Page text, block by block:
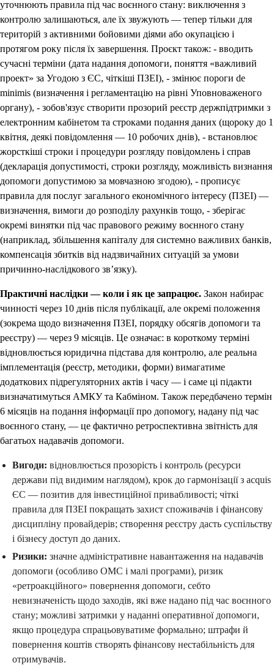
уточнюють правила під час воєнного стану: виключення з
контролю залишаються, але їх звужують — тепер тільки для
територій з активними бойовими діями або окупацією і
протягом року після їх завершення. Проєкт також: - вводить
сучасні терміни (дата надання допомоги, поняття «важливий
проект» за Угодою з ЄС, чіткіші ПЗЕІ), - змінює пороги de
minimis (визначення і регламентацію на рівні Уповноваженого
органу), - зобов'язує створити прозорий реєстр держпідтримки з
електронним кабінетом та строками подання даних (щороку до 1
квітня, деякі повідомлення — 10 робочих днів), - встановлює
жорсткіші строки і процедури розгляду повідомлень і справ
(декларація допустимості, строки розгляду, можливість визнання
допомоги допустимою за мовчазною згодою), - прописує
правила для послуг загального економічного інтересу (ПЗЕІ) —
визначення, вимоги до розподілу рахунків тощо, - зберігає
окремі винятки під час правового режиму воєнного стану
(наприклад, збільшення капіталу для системно важливих банків,
компенсація збитків від надзвичайних ситуацій за умови
причинно-наслідкового зв’язку).
Практичні наслідки — коли і як це запрацює. Закон набирає
чинності через 10 днів після публікації, але окремі положення
(зокрема щодо визначення ПЗЕІ, порядку обсягів допомоги та
реєстру) — через 9 місяців. Це означає: в короткому терміні
відновлюється юридична підстава для контролю, але реальна
імплементація (реєстр, методики, форми) вимагатиме
додаткових підрегуляторних актів і часу — і саме ці підакти
визначатимуться АМКУ та Кабміном. Також передбачено термін
6 місяців на подання інформації про допомогу, надану під час
воєнного стану, — це фактично ретроспективна звітність для
багатьох надавачів допомоги.
Вигоди: відновлюється прозорість і контроль (ресурси
держави під видимим наглядом), крок до гармонізації з acquis
ЄС — позитив для інвестиційної привабливості; чіткі
правила для ПЗЕІ покращать захист споживачів і фінансову
дисципліну провайдерів; створення реєстру дасть суспільству
і бізнесу доступ до даних.
Ризики: значне адміністративне навантаження на надавачів
допомоги (особливо ОМС і малі програми), ризик
«ретроакційного» повернення допомоги, себто
невизначеність щодо заходів, які вже надано під час воєнного
стану; можливі затримки у наданні оперативної допомоги,
якщо процедура спрацьовуватиме формально; штрафи й
повернення коштів створять фінансову нестабільність для
отримувачів.